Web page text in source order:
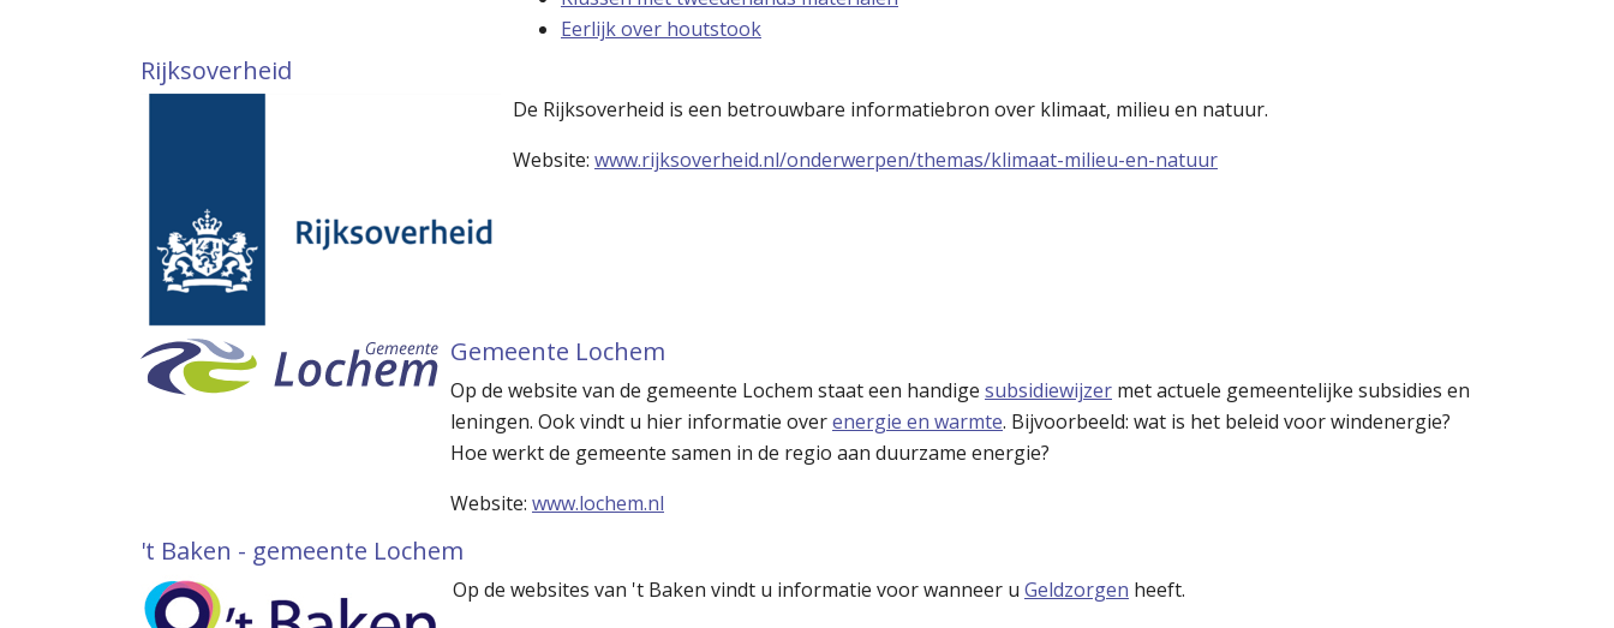
Eerlijk over houtstook
Rijksoverheid
De Rijksoverheid is een betrouwbare informatiebron over klimaat, milieu en natuur.
Website: www.rijksoverheid.nl/onderwerpen/themas/klimaat-milieu-en-natuur
Gemeente Lochem
Op de website van de gemeente Lochem staat een handige subsidiewijzer met actuele gemeentelijke subsidies en
leningen. Ook vindt u hier informatie overenergie en warmte. Bijvoorbeeld: wat is het beleid voor windenergie?
Hoe werkt de gemeente samen in de regio aan duurzame energie?
Website: www.lochem.nl
't Baken - gemeente Lochem
Op de websites van 't Baken vindt u informatie voor wanneer u Geldzorgen heeft.